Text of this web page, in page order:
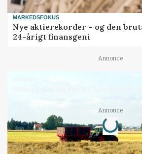
MARKEDSFOKUS
Nye aktierekorder – og den
24-årigt finansgeni
Annonce
Annonce
Loading...